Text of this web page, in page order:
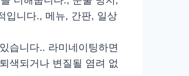
입니다., 메뉴, 간판, 일상
습니다.. 라미네이팅하면
색되거나 변질될 염려 없